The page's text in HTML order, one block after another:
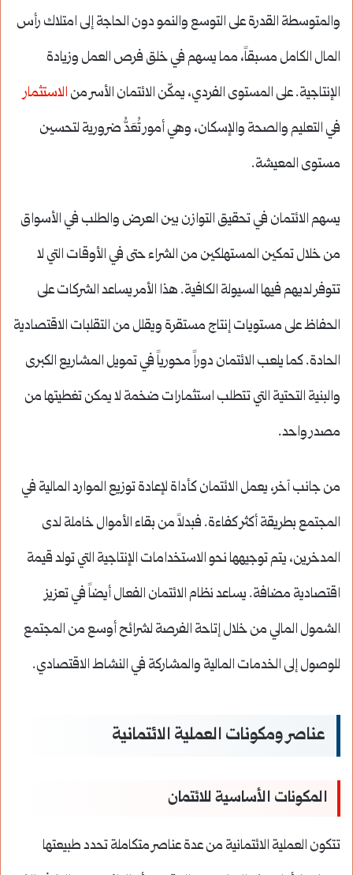
والمتوسطة القدرة على التوسع والنمو دون الحاجة إلى امتلاك رأس
المال الكامل مسبقاً، مما يسهم في خلق فرص العمل وزيادة
الإنتاجية. على المستوى الفردي، يمكّن الائتمان الأسر من الاستثمار
في التعليم والصحة والإسكان، وهي أمور تُعَدُّ ضرورية لتحسين
مستوى المعيشة.
يسهم الائتمان في تحقيق التوازن بين العرض والطلب في الأسواق
من خلال تمكين المستهلكين من الشراء حتى في الأوقات التي لا
تتوفر لديهم فيها السيولة الكافية. هذا الأمر يساعد الشركات على
الحفاظ على مستويات إنتاج مستقرة ويقلل من التقلبات الاقتصادية
الحادة. كما يلعب الائتمان دوراً محورياً في تمويل المشاريع الكبرى
والبنية التحتية التي تتطلب استثمارات ضخمة لا يمكن تغطيتها من
مصدر واحد.
من جانب آخر، يعمل الائتمان كأداة لإعادة توزيع الموارد المالية في
المجتمع بطريقة أكثر كفاءة. فبدلاً من بقاء الأموال خاملة لدى
المدخرين، يتم توجيهها نحو الاستخدامات الإنتاجية التي تولد قيمة
اقتصادية مضافة. يساعد نظام الائتمان الفعال أيضاً في تعزيز
الشمول المالي من خلال إتاحة الفرصة لشرائح أوسع من المجتمع
للوصول إلى الخدمات المالية والمشاركة في النشاط الاقتصادي.
عناصر ومكونات العملية الائتمانية
المكونات الأساسية للائتمان
تتكون العملية الائتمانية من عدة عناصر متكاملة تحدد طبيعتها